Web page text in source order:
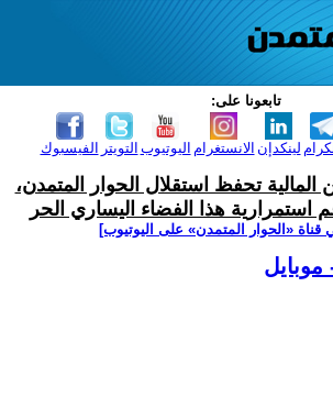
تابعونا على:
الفيسبوك التويتر اليوتيوب الانستغرام لينكدإن
المالية تحفظ استقلال الحوار المتمدن،
استمرارية هذا الفضاء اليساري الحر
‫«الحوار المتمدن» على اليوتيوب]
موبايل